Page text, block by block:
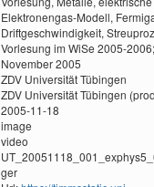
Elektronengas-Modell,
Driftgeschwindigkeit,
Vorlesung im WiSe 2005-
November 2005
ZDV Universität Tübingen
ZDV Universität Tübingen
2005-11-18
image
video
ger